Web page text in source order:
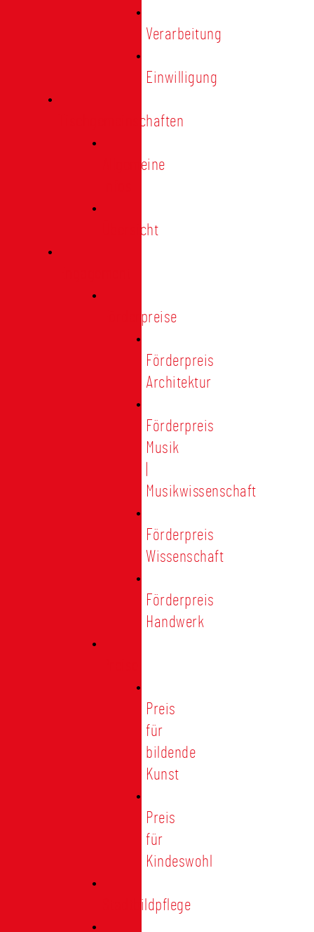
Verarbeitung
Einwilligung
Tischgemeinschaften
Allgemeine
Übersicht
Förderpreise
Förderpreis
Architektur
Förderpreis
Musik
Musikwissenschaft
Förderpreis
Wissenschaft
Förderpreis
Handwerk
Preis
für
bildende
Kunst
Preis
für
Kindeswohl
Stadtbildpflege